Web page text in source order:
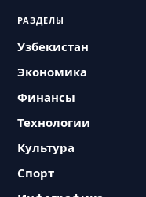
РАЗДЕЛЫ
Узбекистан
Экономика
Финансы
Технологии
Культура
Спорт